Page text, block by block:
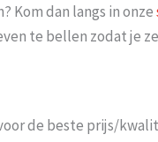
Kom dan langs in onze
te bellen zodat je
de beste prijs/